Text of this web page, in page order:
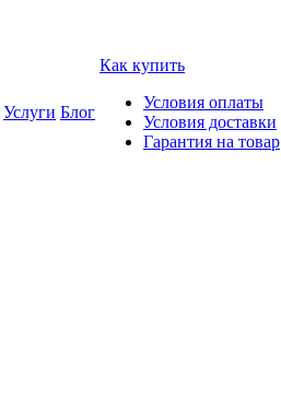
Услуги Блог
Как купить
Условия оплаты
Условия доставки
Гарантия на товар